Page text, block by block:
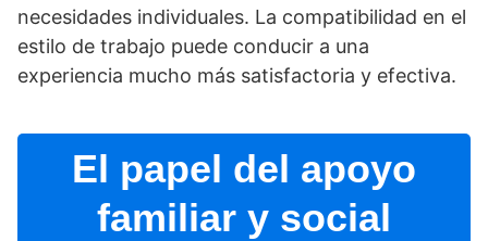
necesidades individuales. La compatibilidad en el
estilo de trabajo puede conducir a una
experiencia mucho más satisfactoria y efectiva.
El papel del apoyo
familiar y social